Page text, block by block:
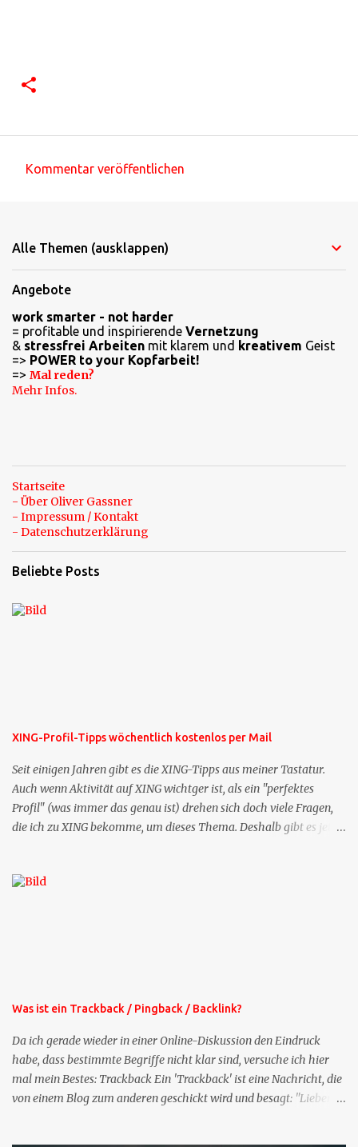
m
n
t
a
r
e
Kommentar veröffentlichen
Alle Themen (ausklappen)
Angebote
work smarter - not harder
= profitable und inspirierende Vernetzung
& stressfrei Arbeiten mit klarem und kreativem Geist
=> POWER to your Kopfarbeit!
=> Mal reden?
Mehr Infos.
Startseite
- Über Oliver Gassner
- Impressum / Kontakt
- Datenschutzerklärung
Beliebte Posts
XING-Profil-Tipps wöchentlich kostenlos per Mail
Seit einigen Jahren gibt es die XING-Tipps aus meiner Tastatur.
Auch wenn Aktivität auf XING wichtger ist, als ein "perfektes
Profil" (was immer das genau ist) drehen sich doch viele Fragen,
die ich zu XING bekomme, um dieses Thema. Deshalb gibt es jetzt
bekommen Sie kostenlos eine weitere Folge. Die Startsequenz ist 16
Was ist ein Trackback / Pingback / Backlink?
Da ich gerade wieder in einer Online-Diskussion den Eindruck
habe, dass bestimmte Begriffe nicht klar sind, versuche ich hier
mal mein Bestes: Trackback Ein 'Trackback' ist eine Nachricht, die
von einem Blog zum anderen geschickt wird und besagt: "Lieber